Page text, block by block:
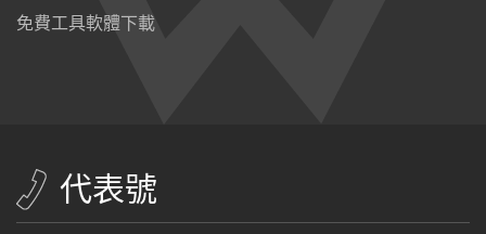
免費工具軟體下載
代表號